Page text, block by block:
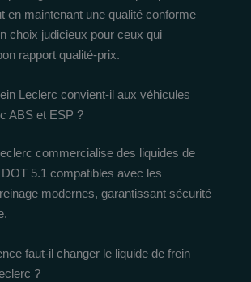
en maintenant une qualité conforme
choix judicieux pour ceux qui
rapport qualité-prix.
Leclerc convient-il aux véhicules
ABS et ESP ?
commercialise des liquides de
5.1 compatibles avec les
modernes, garantissant sécurité
faut-il changer le liquide de frein
?